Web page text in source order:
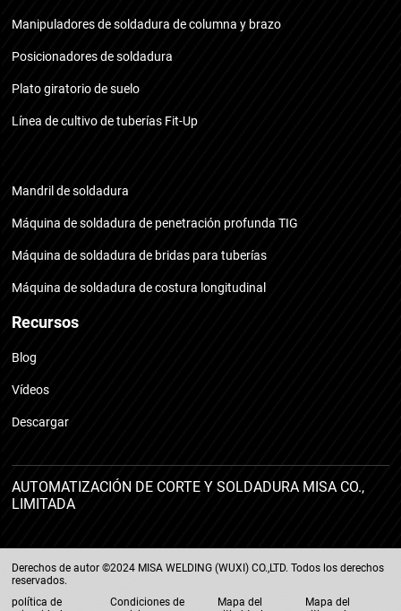
Manipuladores de soldadura de columna y brazo
Posicionadores de soldadura
Plato giratorio de suelo
Línea de cultivo de tuberías Fit-Up
Mandril de soldadura
Máquina de soldadura de penetración profunda TIG
Máquina de soldadura de bridas para tuberías
Máquina de soldadura de costura longitudinal
Recursos
Blog
Vídeos
Descargar
AUTOMATIZACIÓN DE CORTE Y SOLDADURA MISA CO.,
LIMITADA
Derechos de autor ©2024 MISA WELDING (WUXI) CO.,LTD. Todos los derechos
reservados.
política de
Condiciones de
Mapa del
Mapa del